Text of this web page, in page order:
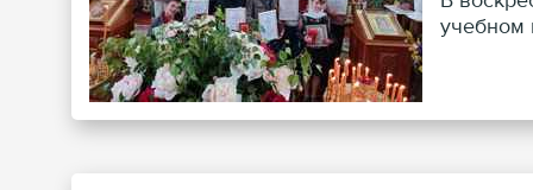
учебном